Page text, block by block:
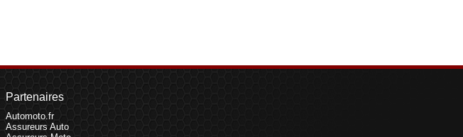
Partenaires
Automoto.fr
Assureurs Auto